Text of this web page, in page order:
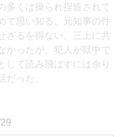
多くは操られ捏造されて
て思い知る。元知事の件
ざるを得ない。三上に共
かったが、犯人が獄中で
して読み飛ばすには余り
だった。